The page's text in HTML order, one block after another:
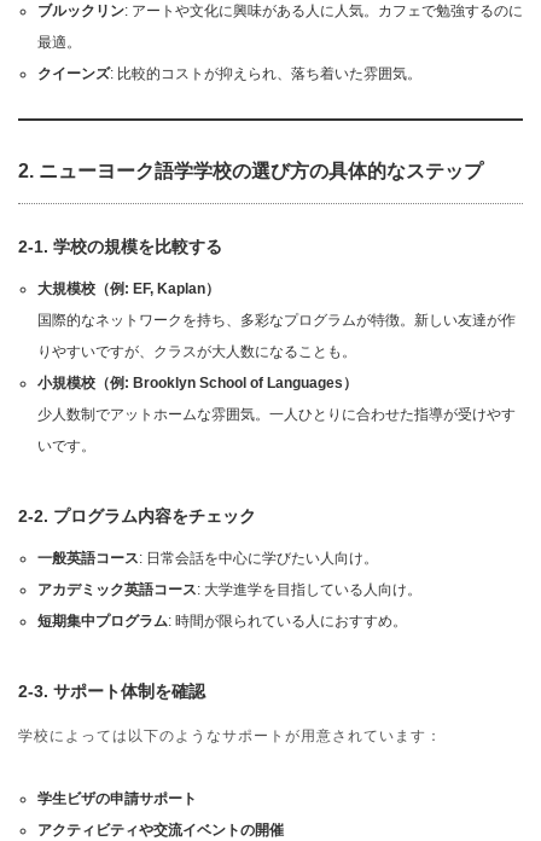
ブルックリン: アートや文化に興味がある人に人気。カフェで勉強するのに
最適。
クイーンズ: 比較的コストが抑えられ、落ち着いた雰囲気。
2. ニューヨーク語学学校の選び方の具体的なステップ
2-1. 学校の規模を比較する
大規模校（例: EF, Kaplan）
国際的なネットワークを持ち、多彩なプログラムが特徴。新しい友達が作
りやすいですが、クラスが大人数になることも。
小規模校（例: Brooklyn School of Languages）
少人数制でアットホームな雰囲気。一人ひとりに合わせた指導が受けやす
いです。
2-2. プログラム内容をチェック
一般英語コース: 日常会話を中心に学びたい人向け。
アカデミック英語コース: 大学進学を目指している人向け。
短期集中プログラム: 時間が限られている人におすすめ。
2-3. サポート体制を確認
学校によっては以下のようなサポートが用意されています：
学生ビザの申請サポート
アクティビティや交流イベントの開催